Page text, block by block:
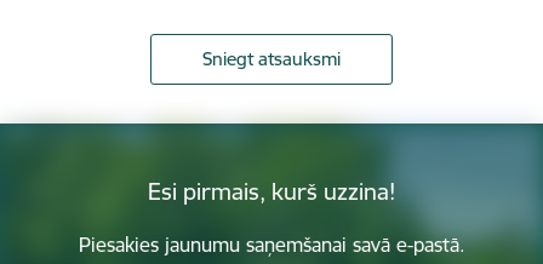
Sniegt atsauksmi
Esi pirmais, kurš uzzina!
Piesakies jaunumu saņemšanai savā e-pastā.